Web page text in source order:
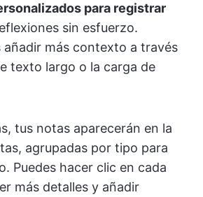
para registrar
sin esfuerzo.
añadir más contexto a través
texto largo o la carga de
tus notas aparecerán en la
agrupadas por tipo para
Puedes hacer clic en cada
más detalles y añadir